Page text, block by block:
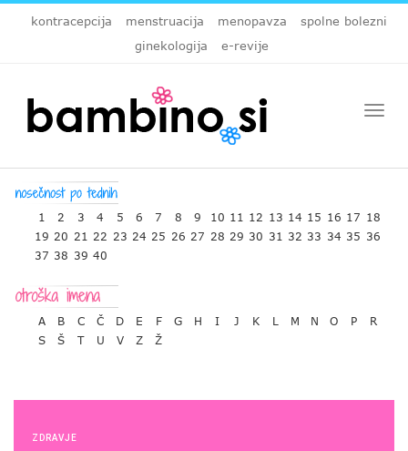
kontracepcija menstruacija menopavza
spolne bolezni
ginekologija
e-revije
1 2 3 4 5 6 7 8 9 10 11 12 13 14 15 16 17 18
19 20 21 22 23 24 25 26 27 28 29 30 31 32 33 34 35 36
37 38 39 40
A B C Č D E F G H I J K L M N O P
R
S
Š T U V Z Ž
ZDRAVJE